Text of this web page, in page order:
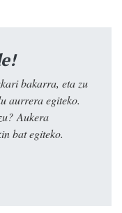
bakarra, eta zu
aurrera egiteko.
Aukera
bat egiteko.